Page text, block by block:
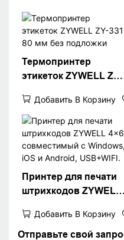
Термопринтер
этикеток ZYWELL ZY-
подложки
Добавить В Корзину
Принтер для печати
штрихкодов ZYWELL
Windows, iOS и
Android, USB+WIFI.
Добавить В Корзину
Отправьте свой